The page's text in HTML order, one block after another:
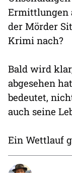
Ermittlungen
der Mörder
Krimi nach?
Bald wird
abgesehen
bedeutet,
auch seine
Ein Wettlauf